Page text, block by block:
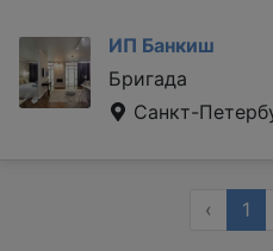
ИП Банкиш
Бригада
Санкт-
‹ 1